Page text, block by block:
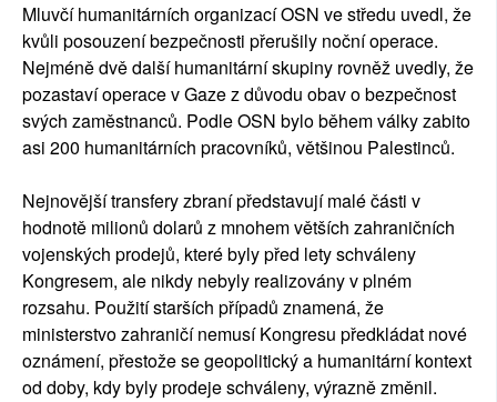
Mluvčí humanitárních organizací OSN ve středu uvedl, že
kvůli posouzení bezpečnosti přerušily noční operace.
Nejméně dvě další humanitární skupiny rovněž uvedly, že
pozastaví operace v Gaze z důvodu obav o bezpečnost
svých zaměstnanců. Podle OSN bylo během války zabito
asi 200 humanitárních pracovníků, většinou Palestinců.
Nejnovější transfery zbraní představují malé části v
hodnotě milionů dolarů z mnohem větších zahraničních
vojenských prodejů, které byly před lety schváleny
Kongresem, ale nikdy nebyly realizovány v plném
rozsahu. Použití starších případů znamená, že
ministerstvo zahraničí nemusí Kongresu předkládat nové
oznámení, přestože se geopolitický a humanitární kontext
od doby, kdy byly prodeje schváleny, výrazně změnil.